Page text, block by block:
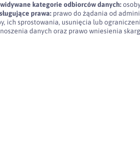
kategorie odbiorców danych:
prawa: prawo do żądania od
ich sprostowania, usunięcia lub
danych oraz prawo wniesienia